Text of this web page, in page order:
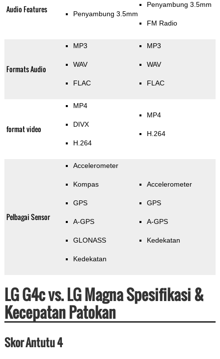
Audio Features Penyambung 3.5mm
Penyambung 3.5mm
FM Radio
Formats Audio
MP3
WAV
FLAC
MP3
WAV
FLAC
format video
MP4
DIVX
H.264
MP4
H.264
Pelbagai Sensor
Accelerometer
Kompas
GPS
A-GPS
GLONASS
Kedekatan
Accelerometer
GPS
A-GPS
Kedekatan
LG G4c vs. LG Magna Spesifikasi &
Kecepatan Patokan
Skor Antutu 4